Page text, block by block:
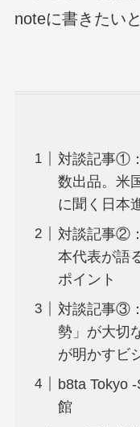
noteに書きたい
対談記事①
数出品。米
に聞く日本
対談記事②
本代表が語
ポイント
対談記事③
勢」が大切
が明かすビ
b8ta Tokyo
館